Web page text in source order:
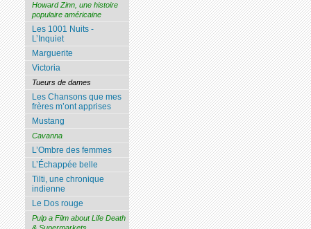
Howard Zinn, une histoire
populaire américaine
Les 1001 Nuits -
L’Inquiet
Marguerite
Victoria
Tueurs de dames
Les Chansons que mes
frères m’ont apprises
Mustang
Cavanna
L’Ombre des femmes
L’Échappée belle
Tilti, une chronique
indienne
Le Dos rouge
Pulp a Film about Life Death